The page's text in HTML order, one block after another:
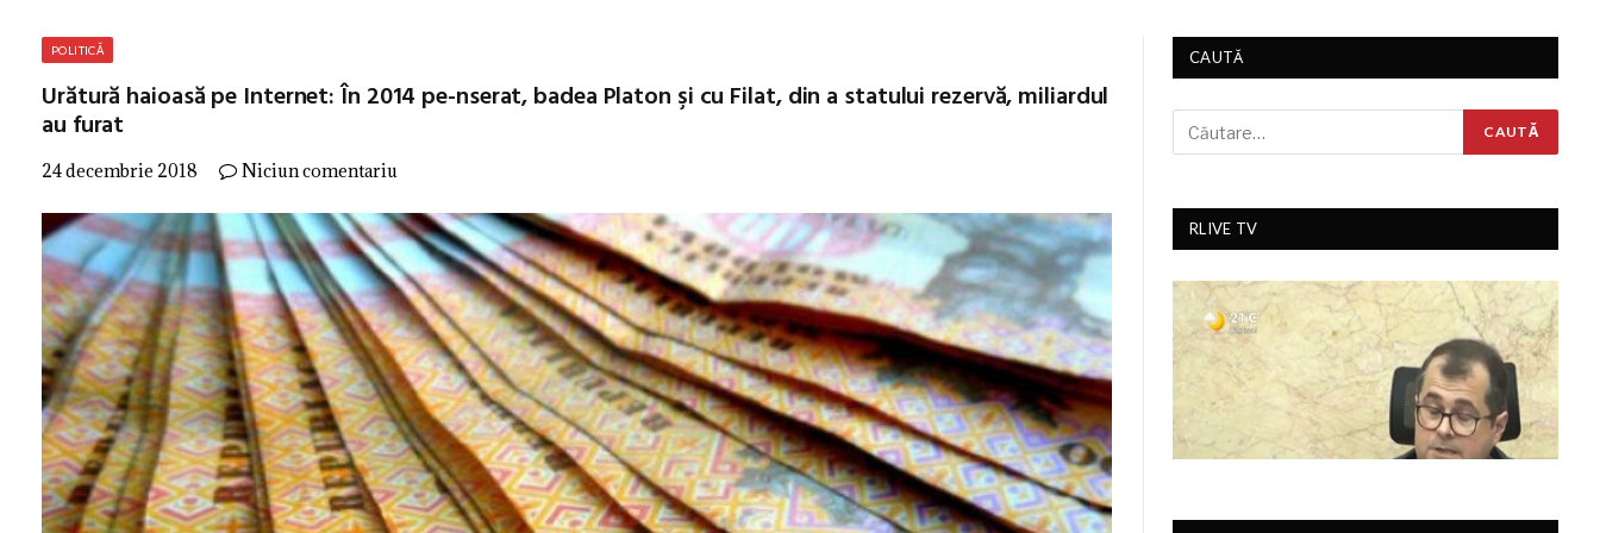
POLITICĂ
Urătură haioasă pe Internet: În 2014 pe-nserat, badea Platon şi cu Filat, din a statului rezervă, miliardul
au furat
24 decembrie 2018 Niciun comentariu
CAUTĂ
RLIVE TV